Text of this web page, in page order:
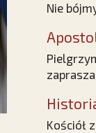
Nie
Kościół